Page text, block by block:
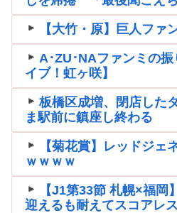
【大竹・原】巨人ファ
A･ZU･NAファンミの
イブ！虹ヶ咲】
板橋区成増、閉店した
ま駅前に鎮座し終わる
【菊花賞】レッドジェ
ｗｗｗｗ
【J1第33節 札幌×福岡
迎えるも耐えてスコアレ